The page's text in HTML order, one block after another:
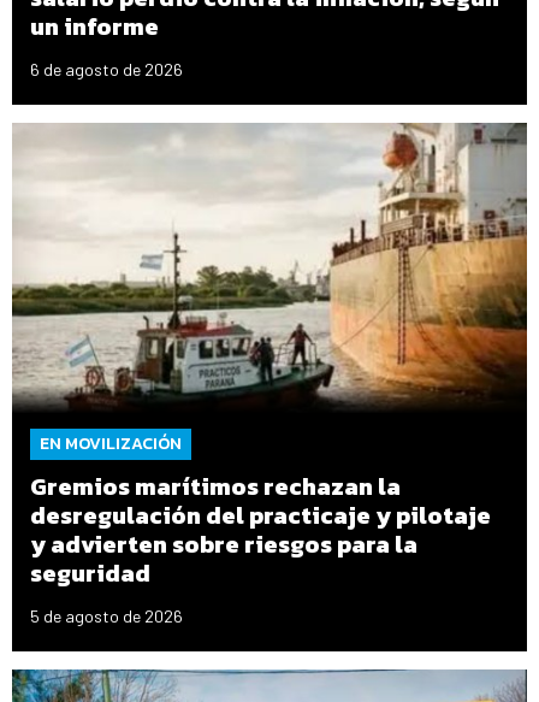
un informe
6 de agosto de 2026
EN MOVILIZACIÓN
Gremios marítimos rechazan la
desregulación del practicaje y pilotaje
y advierten sobre riesgos para la
seguridad
5 de agosto de 2026